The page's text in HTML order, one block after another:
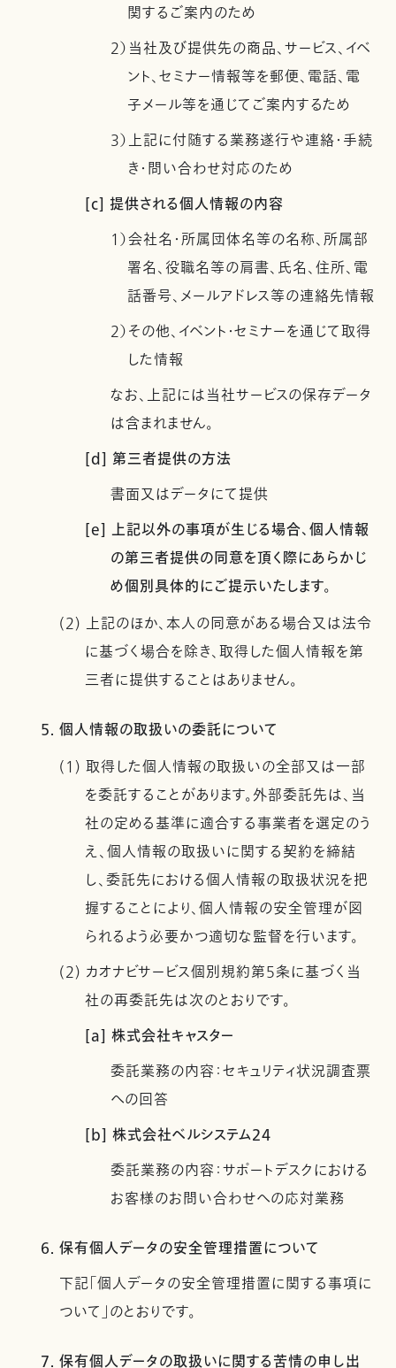
関するご案内のため
2）当社及び提供先の商品、サービス、イベ
ント、セミナー情報等を郵便、電話、電
子メール等を通じてご案内するため
3）上記に付随する業務遂行や連絡・手続
き・問い合わせ対応のため
[c] 提供される個人情報の内容
1）会社名・所属団体名等の名称、所属部
署名、役職名等の肩書、氏名、住所、電
話番号、メールアドレス等の連絡先情報
2）その他、イベント・セミナーを通じて取得
した情報
なお、上記には当社サービスの保存データ
は含まれません。
[d] 第三者提供の方法
書面又はデータにて提供
[e] 上記以外の事項が生じる場合、個人情報
の第三者提供の同意を頂く際にあらかじ
め個別具体的にご提示いたします。
(2) 上記のほか、本人の同意がある場合又は法令
に基づく場合を除き、取得した個人情報を第
三者に提供することはありません。
5. 個人情報の取扱いの委託について
(1) 取得した個人情報の取扱いの全部又は一部
を委託することがあります。外部委託先は、当
社の定める基準に適合する事業者を選定のう
え、個人情報の取扱いに関する契約を締結
し、委託先における個人情報の取扱状況を把
握することにより、個人情報の安全管理が図
られるよう必要かつ適切な監督を行います。
(2) カオナビサービス個別規約第5条に基づく当
社の再委託先は次のとおりです。
[a] 株式会社キャスター
委託業務の内容：セキュリティ状況調査票
への回答
[b] 株式会社ベルシステム24
委託業務の内容：サポートデスクにおける
お客様のお問い合わせへの応対業務
6. 保有個人データの安全管理措置について
下記「個人データの安全管理措置に関する事項に
ついて」のとおりです。
7. 保有個人データの取扱いに関する苦情の申し出